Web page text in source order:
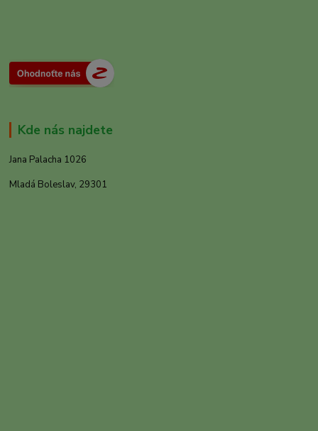
Kde nás najdete
Jana Palacha 1026
Mladá Boleslav, 29301